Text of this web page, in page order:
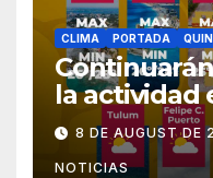
CLIMA PORTADA
la actividad
sábado en
8 DE AUGUST DE
NOTICIAS